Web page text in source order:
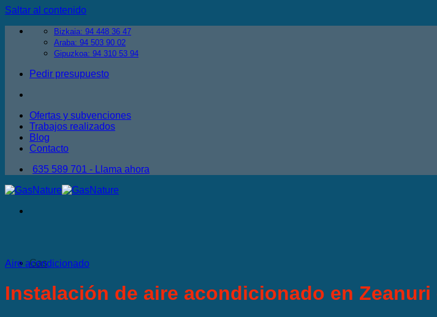
Saltar al contenido
Bizkaia: 94 448 36 47
Araba: 94 503 90 02
Gipuzkoa: 94 310 53 94
Pedir presupuesto
Ofertas y subvenciones
Trabajos realizados
Blog
Contacto
635 589 701 - Llama ahora
Gas
Aire acondicionado
Instalación de aire acondicionado en Zeanuri